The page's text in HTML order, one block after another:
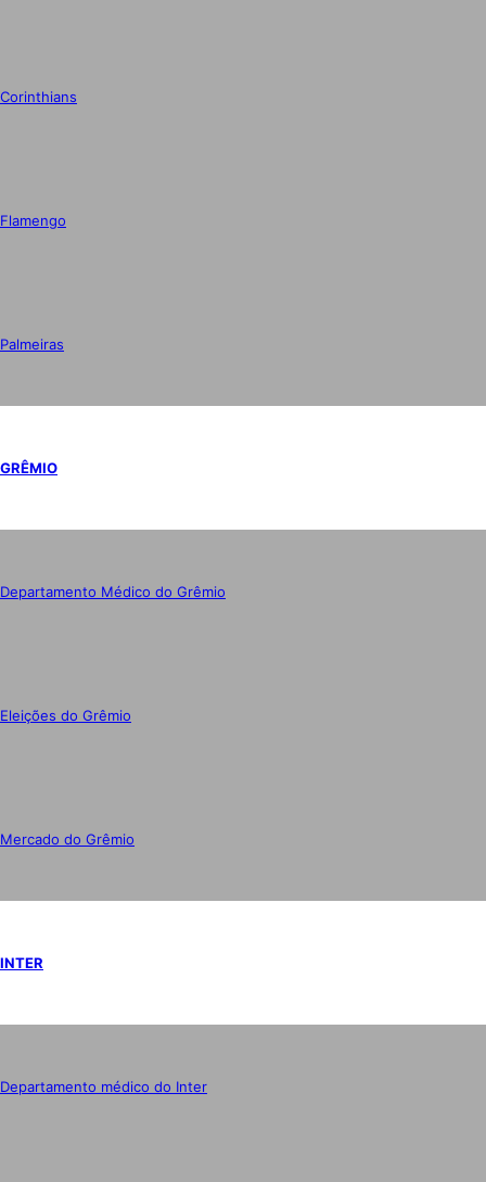
Corinthians
Flamengo
Palmeiras
GRÊMIO
Departamento Médico do Grêmio
Eleições do Grêmio
Mercado do Grêmio
INTER
Departamento médico do Inter